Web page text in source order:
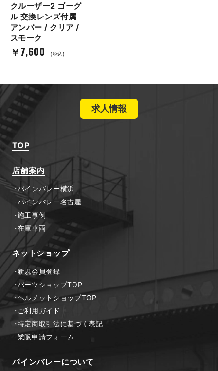
クルーザー2 ゴーグ
ル 交換レンズ付属
アンバー / クリア /
スモーク
￥7,600 (税込)
求人情報
TOP
店舗案内
パインバレー横浜
パインバレー名古屋
施工事例
在庫車両
ネットショップ
新規会員登録
パーツショップTOP
ヘルメットショップTOP
ご利用ガイド
特定商取引法に基づく表記
業販申請フォーム
パインバレーについて